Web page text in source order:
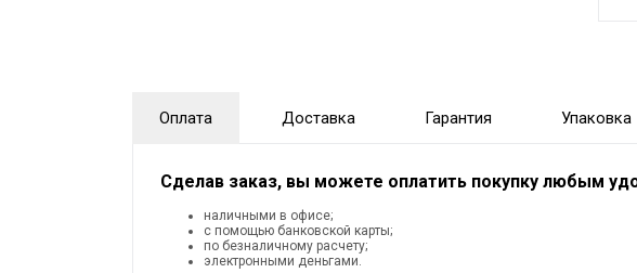
Оплата Доставка Гарантия Упаковка
Сделав заказ, вы можете оплатить покупку любым
наличными в офисе;
с помощью банковской карты;
по безналичному расчету;
электронными деньгами.